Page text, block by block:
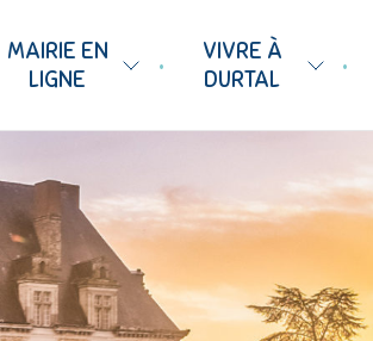
MAIRIE EN
LIGNE
•
VIVRE À
DURTAL
•